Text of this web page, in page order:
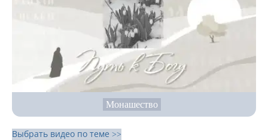
Монашество
Выбрать видео по теме >>